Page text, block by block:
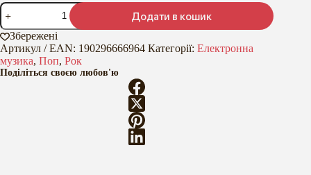
Music
of
the
spheres
кількість
Додати в кошик
Збережені
Артикул / EAN: 190296666964 Категорії: Електронна
музика, Поп, Рок
Поділіться своєю любов'ю